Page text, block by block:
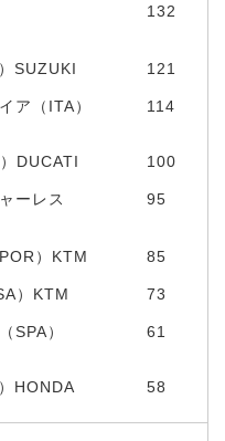
132
SUZUKI 121
ア（ITA）
114
DUCATI 100
ーレス
95
）KTM 85
）KTM 73
SPA）
61
HONDA 58